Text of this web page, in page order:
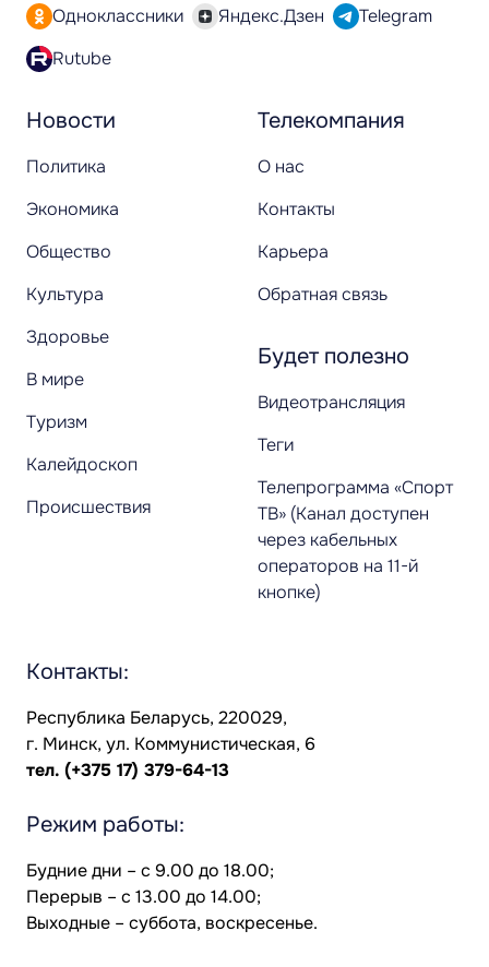
Новости
Политика
Экономика
Общество
Культура
Здоровье
В мире
Туризм
Калейдоскоп
Происшествия
Телекомпания
О нас
Контакты
Карьера
Обратная связь
Будет полезно
Видеотрансляция
Теги
Телепрограмма «Спорт
ТВ» (Канал доступен
через кабельных
операторов на 11-й
кнопке)
Одноклассники
Яндекс.Дзен
Telegram
Rutube
Контакты:
Республика Беларусь, 220029,
г. Минск, ул. Коммунистическая, 6
тел. (+375 17) 379-64-13
Режим работы:
Будние дни – с 9.00 до 18.00;
Перерыв – с 13.00 до 14.00;
Выходные – суббота, воскресенье.